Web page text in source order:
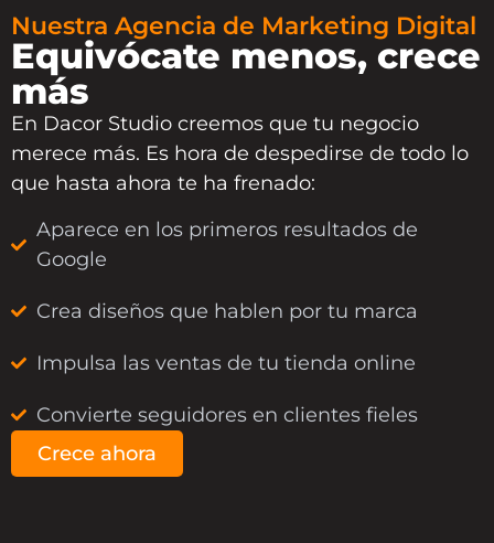
Nuestra Agencia de Marketing Digital
Equivócate menos, crece
más
En Dacor Studio creemos que tu negocio
merece más. Es hora de despedirse de todo lo
que hasta ahora te ha frenado:
Aparece en los primeros resultados de
Google
Crea diseños que hablen por tu marca
Impulsa las ventas de tu tienda online
Convierte seguidores en clientes fieles
Crece ahora